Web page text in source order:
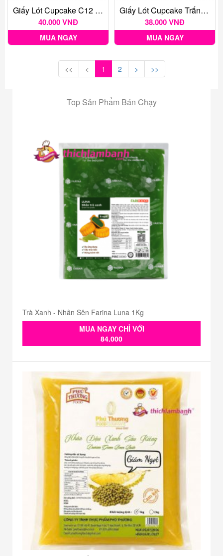
Giấy Lót Cupcake C12 ĐẠI 350 - Giấy Lót Bánh Bánh Bao
40.000 VNĐ
MUA NGAY
Giấy Lót Cupcake Trắng Trơn C10 - Cây 350 Tờ
38.000 VNĐ
MUA NGAY
<< < 1 2 > >>
Top Sản Phẩm Bán Chạy
Trà Xanh - Nhân Sên Farina Luna 1Kg
MUA NGAY CHỈ VỚI
84.000